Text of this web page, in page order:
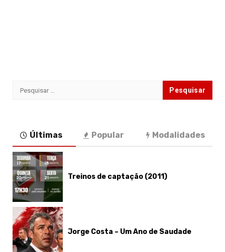
Pesquisar
Últimas Popular Modalidades
Treinos de captação (2011)
Jorge Costa – Um Ano de Saudade